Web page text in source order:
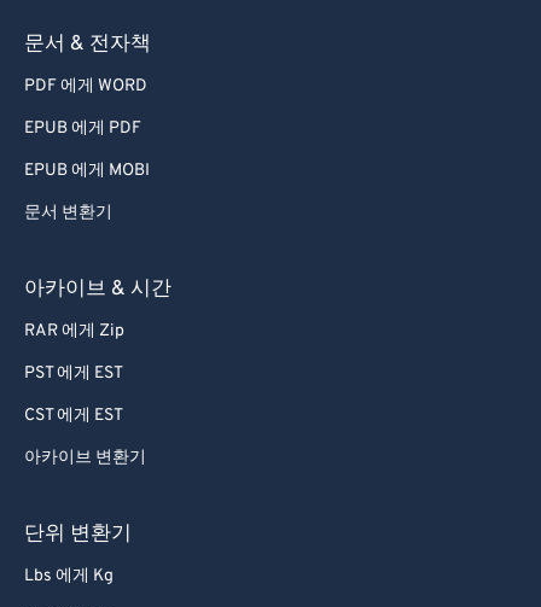
문서 & 전자책
PDF 에게 WORD
EPUB 에게 PDF
EPUB 에게 MOBI
문서 변환기
아카이브 & 시간
RAR 에게 Zip
PST 에게 EST
CST 에게 EST
아카이브 변환기
단위 변환기
Lbs 에게 Kg